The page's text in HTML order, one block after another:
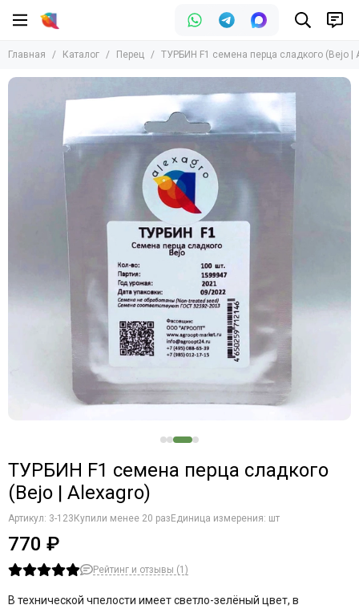
Перец
Перец сладкий
Главная Каталог Перец ТУРБИН F1 семена перца сладкого (Bejo |
ТУРБИН F1 семена перца сладкого
(Bejo | Alexagro)
Артикул: 3-123 Купили менее 20 раз Единица измерения: шт
770 ₽
Рейтинг и отзывы (1)
В технической чпелости имеет светло-зелёный цвет, в